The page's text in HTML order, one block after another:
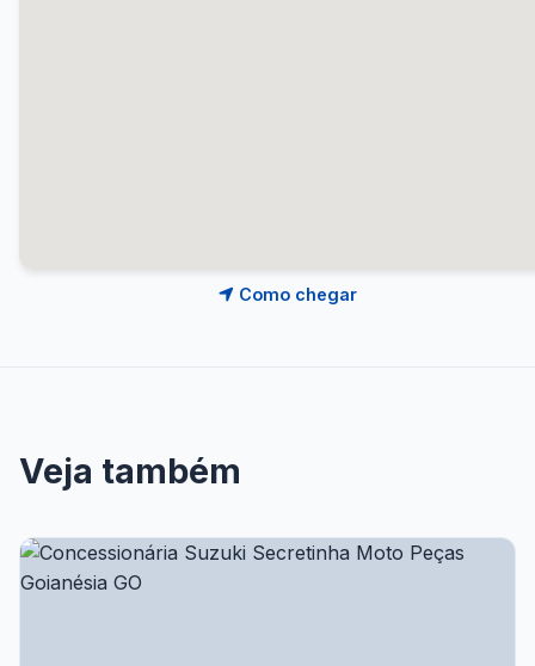
Como chegar
Veja também